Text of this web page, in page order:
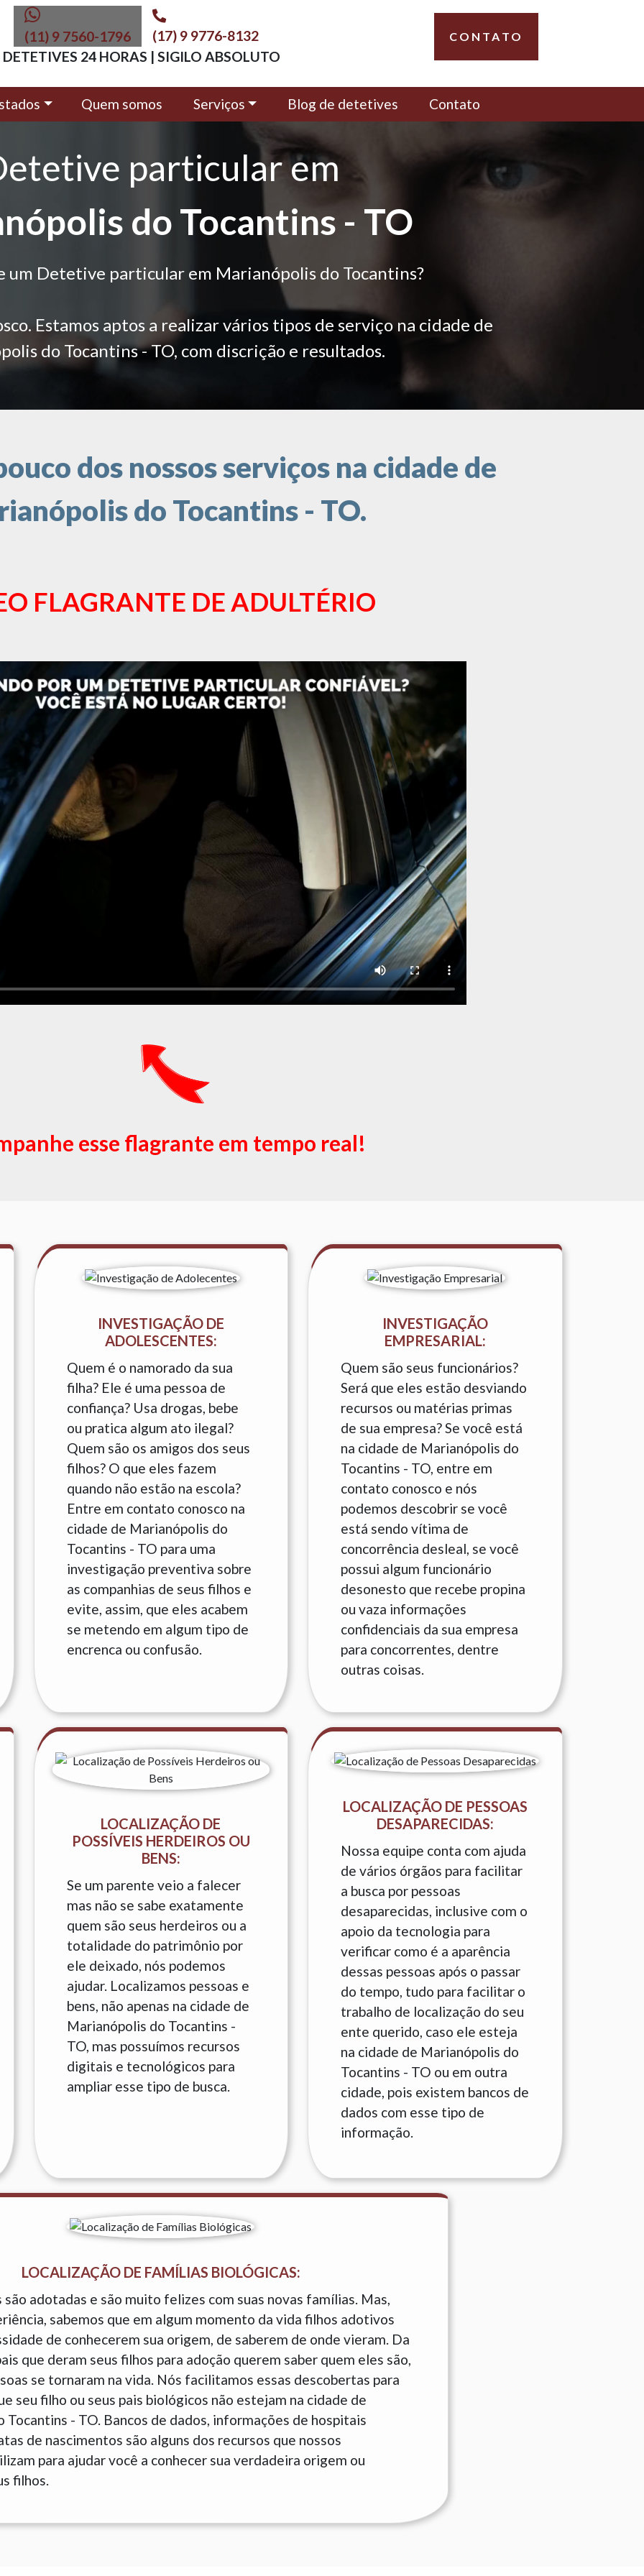
(11) 9 7560-1796
(17) 9 9776-8132
DETETIVES 24 HORAS | SIGILO ABSOLUTO
CONTATO
Quem somos Serviços Blog de detetives Contato
particular em
do Tocantins - TO
um Detetive particular em Marianópolis do Tocantins?
Estamos aptos a realizar vários tipos de serviço na cidade de
do Tocantins - TO, com discrição e resultados.
dos nossos serviços na cidade de
do Tocantins - TO.
FLAGRANTE DE ADULTÉRIO
esse flagrante em tempo real!
INVESTIGAÇÃO DE
ADOLESCENTES:
Quem é o namorado da sua
filha? Ele é uma pessoa de
confiança? Usa drogas, bebe
ou pratica algum ato ilegal?
Quem são os amigos dos seus
filhos? O que eles fazem
quando não estão na escola?
Entre em contato conosco na
cidade de Marianópolis do
Tocantins - TO para uma
investigação preventiva sobre
as companhias de seus filhos e
evite, assim, que eles acabem
se metendo em algum tipo de
encrenca ou confusão.
INVESTIGAÇÃO
EMPRESARIAL:
Quem são seus funcionários?
Será que eles estão desviando
recursos ou matérias primas
de sua empresa? Se você está
na cidade de Marianópolis do
Tocantins - TO, entre em
contato conosco e nós
podemos descobrir se você
está sendo vítima de
concorrência desleal, se você
possui algum funcionário
desonesto que recebe propina
ou vaza informações
confidenciais da sua empresa
para concorrentes, dentre
outras coisas.
LOCALIZAÇÃO DE
POSSÍVEIS HERDEIROS OU
BENS:
Se um parente veio a falecer
mas não se sabe exatamente
quem são seus herdeiros ou a
totalidade do patrimônio por
ele deixado, nós podemos
ajudar. Localizamos pessoas e
bens, não apenas na cidade de
Marianópolis do Tocantins -
TO, mas possuímos recursos
digitais e tecnológicos para
ampliar esse tipo de busca.
LOCALIZAÇÃO DE PESSOAS
DESAPARECIDAS:
Nossa equipe conta com ajuda
de vários órgãos para facilitar
a busca por pessoas
desaparecidas, inclusive com o
apoio da tecnologia para
verificar como é a aparência
dessas pessoas após o passar
do tempo, tudo para facilitar o
trabalho de localização do seu
ente querido, caso ele esteja
na cidade de Marianópolis do
Tocantins - TO ou em outra
cidade, pois existem bancos de
dados com esse tipo de
informação.
LOCALIZAÇÃO DE FAMÍLIAS BIOLÓGICAS:
adotadas e são muito felizes com suas novas famílias. Mas,
sabemos que em algum momento da vida filhos adotivos
de conhecerem sua origem, de saberem de onde vieram. Da
que deram seus filhos para adoção querem saber quem eles são,
se tornaram na vida. Nós facilitamos essas descobertas para
seu filho ou seus pais biológicos não estejam na cidade de
Tocantins - TO. Bancos de dados, informações de hospitais
de nascimentos são alguns dos recursos que nossos
para ajudar você a conhecer sua verdadeira origem ou
filhos.